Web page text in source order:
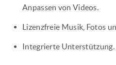
Anpassen von Videos.
Lizenzfreie Musik, Fotos
Integrierte Unterstützung.